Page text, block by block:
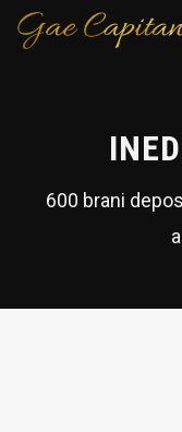
600 brani